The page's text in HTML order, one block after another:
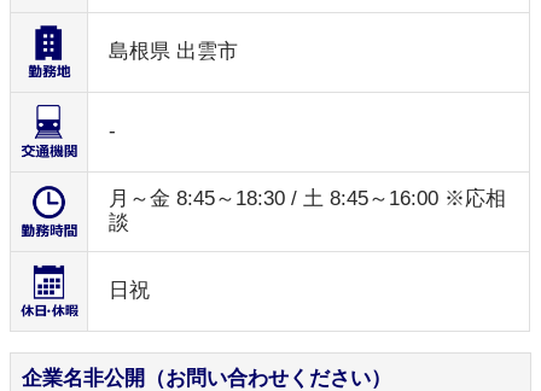
島根県 出雲市
-
月～金 8:45～18:30 / 土 8:45～16:00 ※応相
談
日祝
企業名非公開（お問い合わせください）